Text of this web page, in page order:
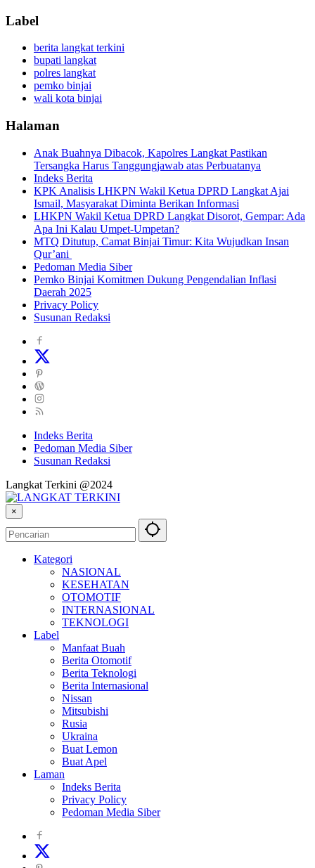
Label
berita langkat terkini
bupati langkat
polres langkat
pemko binjai
wali kota binjai
Halaman
Anak Buahnya Dibacok, Kapolres Langkat Pastikan
Tersangka Harus Tanggungjawab atas Perbuatanya
Indeks Berita
KPK Analisis LHKPN Wakil Ketua DPRD Langkat Ajai
Ismail, Masyarakat Diminta Berikan Informasi
LHKPN Wakil Ketua DPRD Langkat Disorot, Gempar: Ada
Apa Ini Kalau Umpet-Umpetan?
MTQ Ditutup, Camat Binjai Timur: Kita Wujudkan Insan
Qur’ani
Pedoman Media Siber
Pemko Binjai Komitmen Dukung Pengendalian Inflasi
Daerah 2025
Privacy Policy
Susunan Redaksi
Indeks Berita
Pedoman Media Siber
Susunan Redaksi
Langkat Terkini @2024
×
Kategori
NASIONAL
KESEHATAN
OTOMOTIF
INTERNASIONAL
TEKNOLOGI
Label
Manfaat Buah
Berita Otomotif
Berita Teknologi
Berita Internasional
Nissan
Mitsubishi
Rusia
Ukraina
Buat Lemon
Buat Apel
Laman
Indeks Berita
Privacy Policy
Pedoman Media Siber